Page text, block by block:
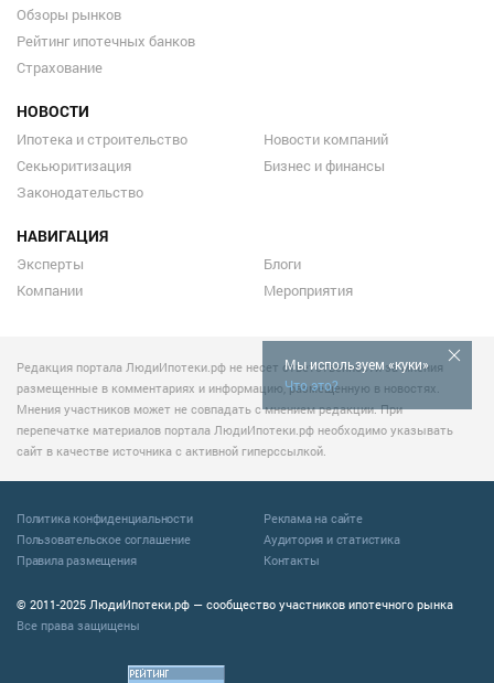
Мы используем «куки»
Что это?
Обзоры рынков
Рейтинг ипотечных банков
Страхование
НОВОСТИ
Ипотека и строительство
Секьюритизация
Законодательство
Новости компаний
Бизнес и финансы
НАВИГАЦИЯ
Эксперты
Компании
Блоги
Мероприятия
Редакция портала ЛюдиИпотеки.рф не несет ответственности за мнения
размещенные в комментариях и информацию, размещенную в новостях.
Мнения участников может не совпадать с мнением редакции. При
перепечатке материалов портала ЛюдиИпотеки.рф необходимо указывать
сайт в качестве источника с активной гиперссылкой.
© 2011-2025 ЛюдиИпотеки.рф — сообщество участников ипотечного рынка
Все права защищены
Политика конфиденциальности
Пользовательское соглашение
Правила размещения
Реклама на сайте
Аудитория и статистика
Контакты